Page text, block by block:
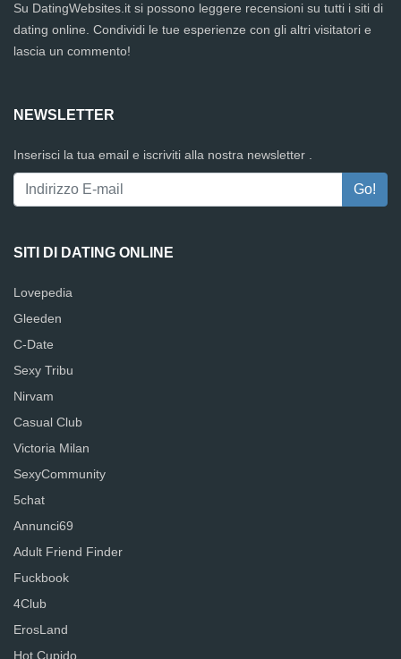
Su DatingWebsites.it si possono leggere recensioni su tutti i siti di
dating online. Condividi le tue esperienze con gli altri visitatori e
lascia un commento!
NEWSLETTER
Inserisci la tua email e iscriviti alla nostra newsletter .
SITI DI DATING ONLINE
Lovepedia
Gleeden
C-Date
Sexy Tribu
Nirvam
Casual Club
Victoria Milan
SexyCommunity
5chat
Annunci69
Adult Friend Finder
Fuckbook
4Club
ErosLand
Hot Cupido